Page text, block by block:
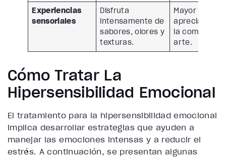
Experiencias
sensoriales
Disfruta
intensamente de
sabores, olores y
texturas.
Mayor
apreciación
la comida y el
arte.
Cómo Tratar La
Hipersensibilidad Emocional
El tratamiento para la hipersensibilidad emocional
implica desarrollar estrategias que ayuden a
manejar las emociones intensas y a reducir el
estrés. A continuación, se presentan algunas